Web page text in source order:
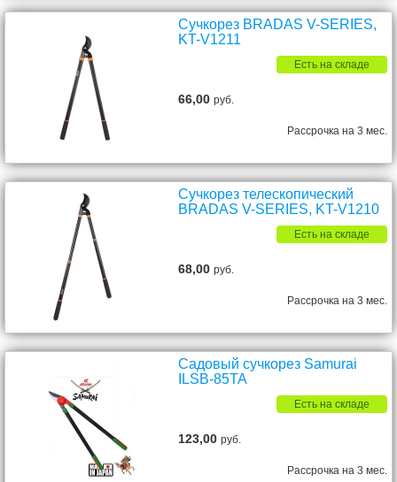
Сучкорез BRADAS V-SERIES,
KT-V1211
Есть на складе
66,00руб.
Рассрочка на 3 мес.
Сучкорез телескопический
BRADAS V-SERIES, KT-V1210
Есть на складе
68,00руб.
Рассрочка на 3 мес.
Садовый сучкорез Samurai
ILSB-85TA
Есть на складе
123,00руб.
Рассрочка на 3 мес.